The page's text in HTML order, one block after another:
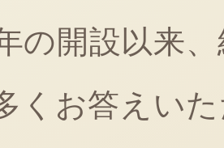
の開設以来
くお答えい